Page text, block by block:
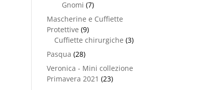
Gnomi (7)
Mascherine e Cuffiette
Protettive (9)
Cuffiette chirurgiche (3)
Pasqua (28)
Veronica - Mini collezione
Primavera 2021 (23)